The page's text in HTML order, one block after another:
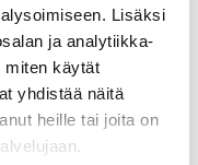
Lisäksi
ja analytiikka-
miten käytät
yhdistää näitä
heille tai joita on
X07V2-K